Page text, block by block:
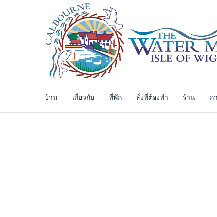
บ้าน เกี่ยวกับ ที่พัก สิ่งที่ต้องทำ ร้าน ก